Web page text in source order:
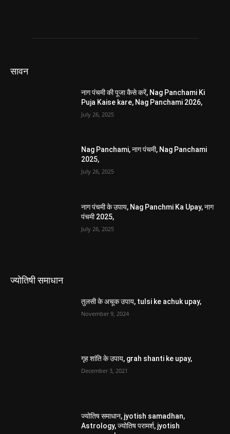
सावन
नाग पंचमी की पूजा कैसे करें, Nag Panchami Ki
Puja Kaise kare, Nag Panchami 2026,
July 26, 2025
Nag Panchami, नाग पंचमी, Nag Panchami
2025,
July 26, 2025
नाग पंचमी के उपाय, Nag Panchmi Ka Upay, नाग
पंचमी 2025,
July 26, 2025
ज्योतिषी समाधान
तुलसी के अचूक उपाय, tulsi ke achuk upay,
November 9, 2024
गृह शांति के उपाय, grah shanti ke upay,
December 3, 2021
ज्योतिष समाधान, jyotish samadhan,
Astrology, ज्योतिष परामर्श, jyotish